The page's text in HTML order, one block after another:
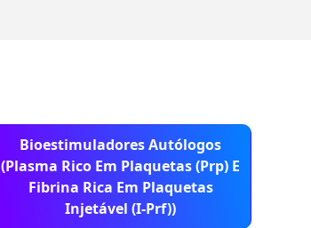
Bioestimuladores Autólogos
(Plasma Rico Em Plaquetas (Prp) E
Fibrina Rica Em Plaquetas
Injetável (I-Prf))